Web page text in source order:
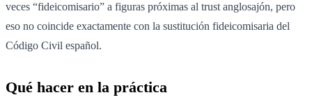
veces “fideicomisario” a figuras próximas al trust anglosajón, pero
eso no coincide exactamente con la sustitución fideicomisaria del
Código Civil español.
Qué hacer en la práctica